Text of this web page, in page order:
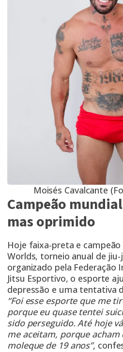
Moisés Cavalcante
Campeão
mas oprimido
Hoje faixa-preta e campeão
Worlds, torneio anual de
organizado pela Federação
Jitsu Esportivo, o esporte
depressão e uma tentativa
“Foi esse esporte que me
porque eu quase tentei
sido perseguido. Até hoje
me aceitam, porque acham
moleque de 19 anos”,